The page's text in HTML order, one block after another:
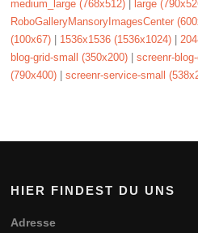
medium_large (768x512)
large
RoboGalleryMansoryImagesCenter
(100x67)
1536x1536 (1536x1024) |
blog-grid-small (350x200) |screenr-
(790x400) |screenr-service-small
HIER FINDEST DU UNS
Adresse